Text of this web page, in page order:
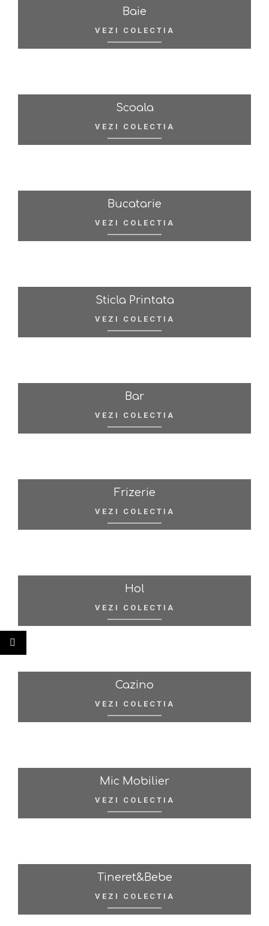
Baie
VEZI COLECTIA
Scoala
VEZI COLECTIA
Bucatarie
VEZI COLECTIA
Sticla Printata
VEZI COLECTIA
Bar
VEZI COLECTIA
Frizerie
VEZI COLECTIA
Hol
VEZI COLECTIA
Cazino
VEZI COLECTIA
Mic Mobilier
VEZI COLECTIA
Tineret&Bebe
VEZI COLECTIA